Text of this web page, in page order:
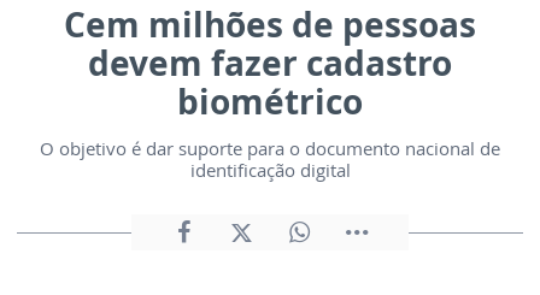
Cem milhões de pessoas
devem fazer cadastro
biométrico
O objetivo é dar suporte para o documento nacional de
identificação digital